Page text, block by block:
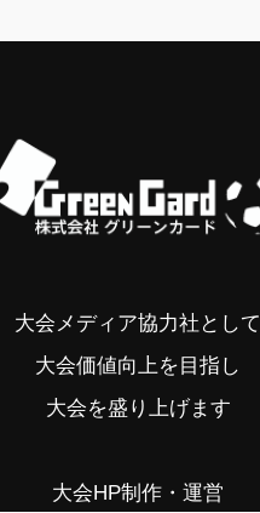
大会メディア協力社として
大会価値向上を目指し
大会を盛り上げます
大会HP制作・運営